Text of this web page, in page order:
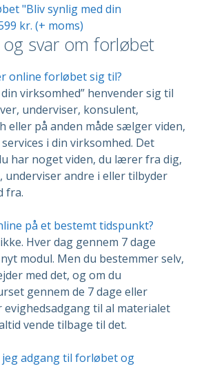
"Bliv synlig med din
kr. (+ moms)
og svar om forløbet
online forløbet sig til?
virksomhed” henvender sig til
underviser, konsulent,
eller på anden måde sælger viden,
i din virksomhed. Det
har noget viden, du lærer fra dig,
underviser andre i eller tilbyder
fra.
på et bestemt tidspunkt?
Hver dag gennem 7 dage
modul. Men du bestemmer selv,
med det, og om du
gennem de 7 dage eller
til al materialet
vende tilbage til det.
adgang til forløbet og